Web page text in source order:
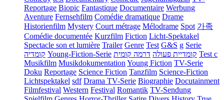
Reportage Biopic Fantastique Documentaire Werbung
Aventure Fernsehfilm Comédie dramatique Drame
Historienfilm Mystery Court métrage Mélodrame Spot 가족
Comédie documentée Kurzfilm Fiction Licht-Spektakel
Spectacle son et lumière Trailer Genre Test G&S g Serie
קומדיה Young-Fiction-Serie קומדיית פעולה דרמה קומית
Test c
Musikfilm MusikdokumentationYoung Fiction TV-Serie
Doku Reportage Science Fiction Tanzfilm Science-Fiction
Lichtspektakel sdf Drama TV-Serie Biographie Docutainment
Filmfestival Western Festival Romantik TV-Sendung